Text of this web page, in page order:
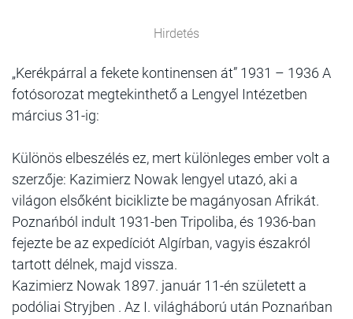
Hirdetés
„Kerékpárral a fekete kontinensen át” 1931 – 1936 A
fotósorozat megtekinthető a Lengyel Intézetben
március 31-ig:
Különös elbeszélés ez, mert különleges ember volt a
szerzője: Kazimierz Nowak lengyel utazó, aki a
világon elsőként biciklizte be magányosan Afrikát.
Poznańból indult 1931-ben Tripoliba, és 1936-ban
fejezte be az expedíciót Algírban, vagyis északról
tartott délnek, majd vissza.
Kazimierz Nowak 1897. január 11-én született a
podóliai Stryjben . Az I. világháború után Poznańban